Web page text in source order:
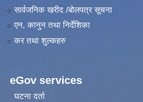
सार्वजनिक खरीद /बोलपत्र सूचना
एन, कानुन तथा निर्देशिका
कर तथा शुल्कहरु
eGov services
घटना दर्ता